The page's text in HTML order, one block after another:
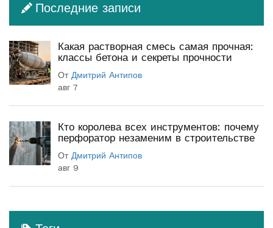
Последние записи
Какая растворная смесь самая прочная:
классы бетона и секреты прочности
От Дмитрий Антипов
авг 7
Кто королева всех инструментов: почему
перфоратор незаменим в строительстве
От Дмитрий Антипов
авг 9